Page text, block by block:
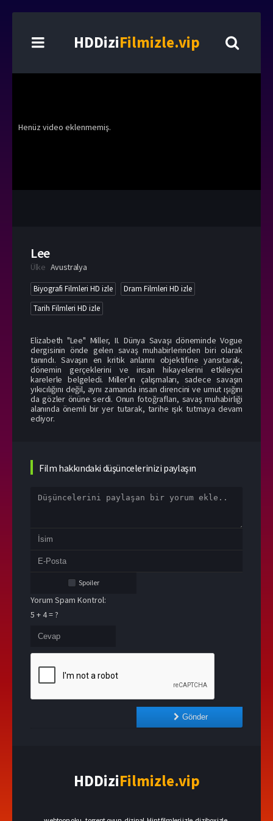
HDDiziFilmizle.vip
Henüz video eklenmemiş.
Lee
Ülke Avustralya
Biyografi Filmleri HD izle
Dram Filmleri HD izle
Tarih Filmleri HD izle
Elizabeth "Lee" Miller, II. Dünya Savaşı döneminde Vogue
dergisinin önde gelen savaş muhabirlerinden biri olarak
tanındı. Savaşın en kritik anlarını objektifine yansıtarak,
dönemin gerçeklerini ve insan hikayelerini etkileyici
karelerle belgeledi. Miller’ın çalışmaları, sadece savaşın
yıkıcılığını değil, aynı zamanda insan direncini ve umut ışığını
da gözler önüne serdi. Onun fotoğrafları, savaş muhabirliği
alanında önemli bir yer tutarak, tarihe ışık tutmaya devam
ediyor.
Film hakkındaki düşüncelerinizi paylaşın
Spoiler
Yorum Spam Kontrol:
5 + 4 = ?
Gönder
HDDiziFilmizle.vip